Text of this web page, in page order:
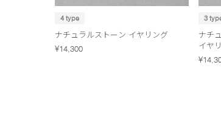
4 type
ナチュラルストーン イヤリング
¥14,300
3
ナチ
イヤ